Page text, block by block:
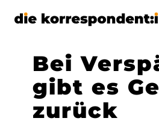
Zum
Bei
gibt es
zurück